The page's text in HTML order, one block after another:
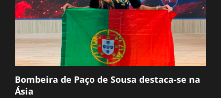
Bombeira de Paço de Sousa destaca-se na
Ásia